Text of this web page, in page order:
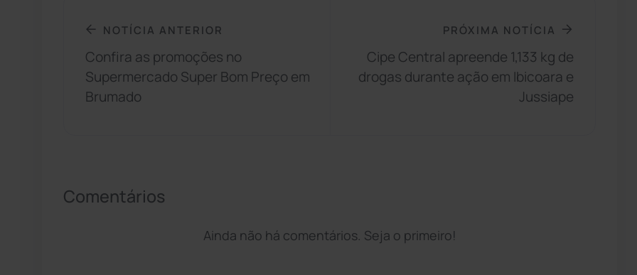
NOTÍCIA ANTERIOR
Confira as promoções no
Supermercado Super Bom Preço em
Brumado
PRÓXIMA NOTÍCIA
Cipe Central apreende 1,133 kg de
drogas durante ação em Ibicoara e
Jussiape
Comentários
Ainda não há comentários. Seja o primeiro!